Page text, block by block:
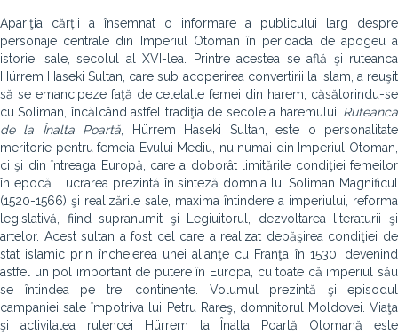
Apariţia cărții a însemnat o informare a publicului larg despre
personaje centrale din Imperiul Otoman în perioada de apogeu a
istoriei sale, secolul al XVI-lea. Printre acestea se află şi ruteanca
Hürrem Haseki Sultan, care sub acoperirea convertirii la Islam, a reuşit
să se emancipeze faţă de celelalte femei din harem, căsătorindu-se
cu Soliman, încălcând astfel tradiţia de secole a haremului. Ruteanca
de la Înalta Poartă , Hürrem Haseki Sultan, este o personalitate
meritorie pentru femeia Evului Mediu, nu numai din Imperiul Otoman,
ci şi din întreaga Europă, care a doborât limitările condiţiei femeilor
în epocă. Lucrarea prezintă în sinteză domnia lui Soliman Magnificul
(1520-1566) şi realizările sale, maxima întindere a imperiului, reforma
legislativă, fiind supranumit şi Legiuitorul, dezvoltarea literaturii şi
artelor. Acest sultan a fost cel care a realizat depăşirea condiţiei de
stat islamic prin încheierea unei alianţe cu Franţa în 1530, devenind
astfel un pol important de putere în Europa, cu toate că imperiul său
se întindea pe trei continente. Volumul prezintă şi episodul
campaniei sale împotriva lui Petru Rareş, domnitorul Moldovei. Viaţa
şi activitatea rutencei Hürrem la Înalta Poartă Otomană este